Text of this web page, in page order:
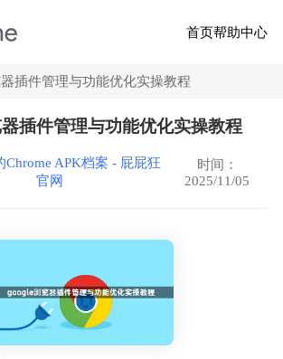
首页帮助中心
插件管理与功能优化实操教程
插件管理与功能优化实操教程
Chrome APK档案 - 屁屁狂
官网
时间：
2025/11/05